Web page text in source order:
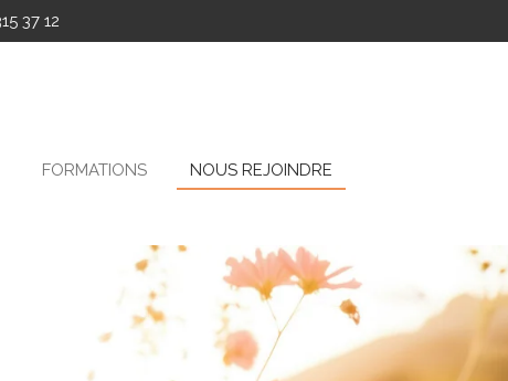
37 12
FORMATIONS
NOUS REJOINDRE